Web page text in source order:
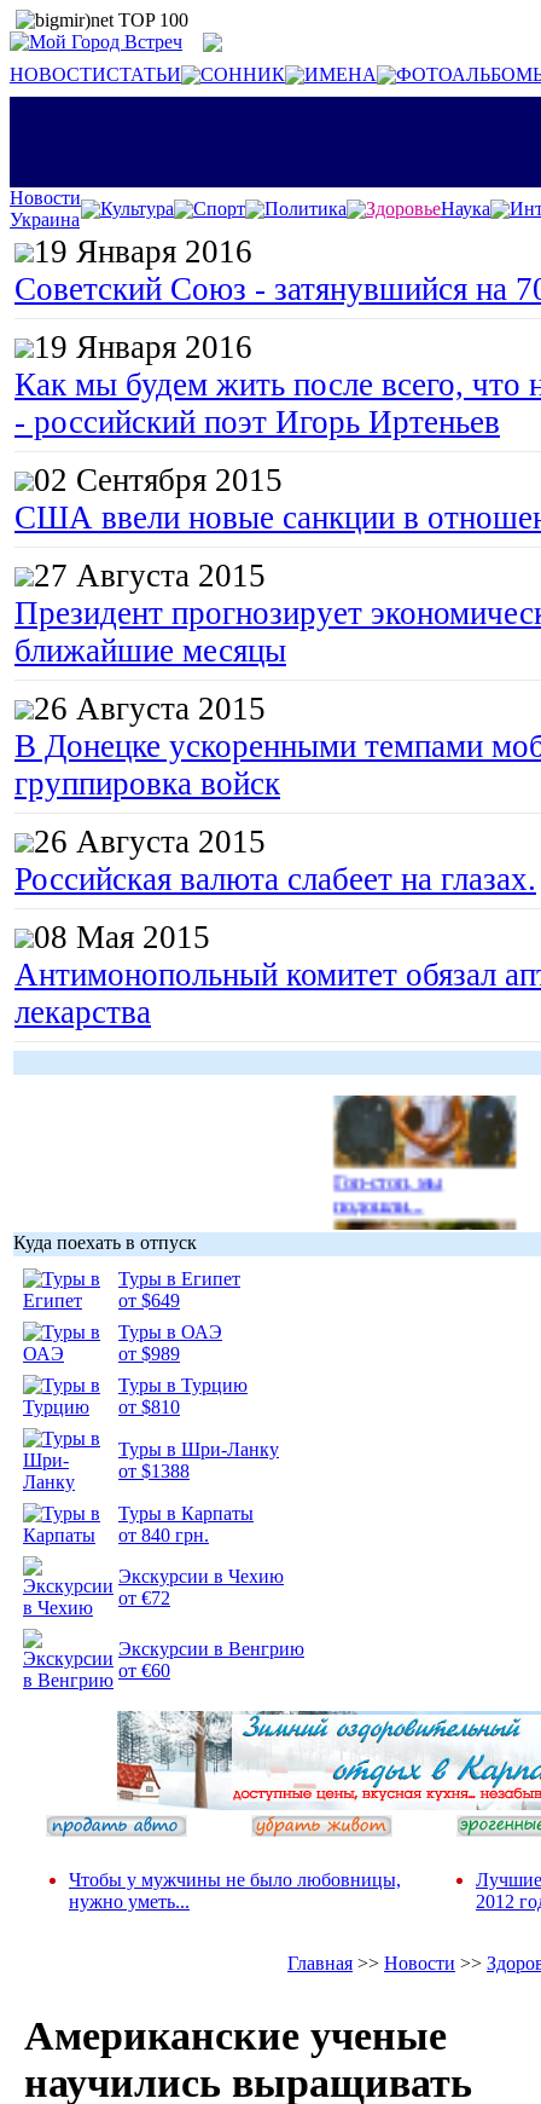
НОВОСТИСТАТЬИ СОННИК ИМЕНА
Новости
Украина
Культура Спорт Политика ЗдоровьеНаука
19 Января 2016
Советский Союз - затянувшийся на
19 Января 2016
Как мы будем жить после всего, что
- российский поэт Игорь Иртеньев
02 Сентября 2015
США ввели новые санкции в
27 Августа 2015
Президент прогнозирует
ближайшие месяцы
26 Августа 2015
В Донецке ускоренными темпами
группировка войск
26 Августа 2015
Российская валюта слабеет на глазах.
08 Мая 2015
Антимонопольный комитет обязал
лекарства
Гоп-стоп, мы
подошли...
Куда поехать в отпуск
Туры в Египет
от $649
Туры в ОАЭ
от $989
Туры в Турцию
от $810
Туры в Шри-Ланку
от $1388
Туры в Карпаты
от 840 грн.
Экскурсии в Чехию
от €72
Экскурсии в Венгрию
от €60
Чтобы у мужчины не было любовницы,
нужно уметь...
Лучшие
2012
Главная >> Новости >>
Американские ученые
научились выращивать